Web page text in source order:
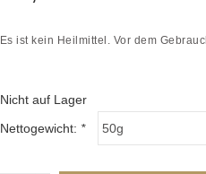
Es ist kein Heilmittel. Vor dem
Nicht auf Lager
Nettogewicht: *